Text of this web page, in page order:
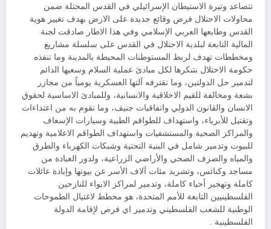
تتصاعد وتيرة الاستيطان الإسرائيلي في القدس المحتلة ضمن
محاولات الاحتلال فرض وقائع جديدة على الارض بهدف تغيير هوية
القدس وطابعها العربي الإسلامي وفي هذا الاطار صادقت لجنة
المالية التابعة لبلدية الاحتلال في القدس على سلسلة مشاريع
ومخططات تهدف لربط المستوطنات المحيطة بالمدينة وما تنفذه
حكومة الاحتلال بتنكرها لكل مبادئ عملية السلام وسعيها الدائم
لتدمير حل الدولتين، وما تقترفه آلتها العسكرية يومياً من مجازر
بشعة ومخالفة للقيم الاخلاقية والانسانية، وللمبادئ الاساسية لحقوق
الانسان والقانون الدولي واتفاقيات جنيف، وما تقوم به من اعتداءات
وتقتيل للأبرياء، واستهداف للطواقم الطبية وسيارات الإسعاف
والمراكز الصحية والمستشفيات واستهداف الطواقم الاعلامية وتهديم
للبيوت وتدمير شامل في البنية التحتية وشبكات الكهرباء والطرق
والمياه والصرف الصحي والأراضي الزراعية، ولدور العبادة من
مساجد وكنائس، وتشريد مئات آلاف الأسر عن بيوتها وإبادة عائلات
كاملة وتهجير أحياء كاملة، وتدمير لمراكز الايواء للنازحين
الفلسطينيين التابعة للأمم المتحدة، هو مخطط لاغتيال الطموحات
الوطنية للشعب الفلسطيني وتدمير اي فرص لإقامة الدولة
الفلسطينية .